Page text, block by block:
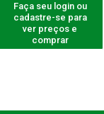
Faça seu login ou
cadastre-se para
ver preços e
comprar